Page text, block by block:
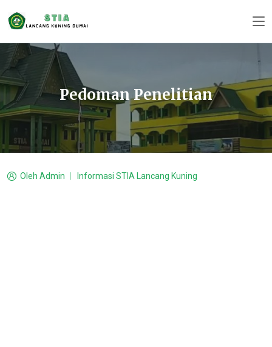
Pedoman Penelitian
Oleh Admin Informasi STIA Lancang Kuning